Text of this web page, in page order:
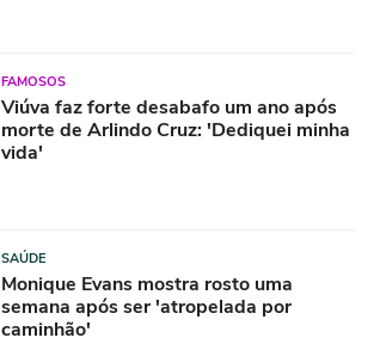
FAMOSOS
Viúva faz forte desabafo um ano após
morte de Arlindo Cruz: 'Dediquei minha
vida'
SAÚDE
Monique Evans mostra rosto uma
semana após ser 'atropelada por
caminhão'